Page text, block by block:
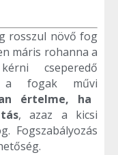
rosszul növő fog
máris rohanna a
cseperedő
a fogak művi
értelme, ha
, azaz a kicsi
Fogszabályozás